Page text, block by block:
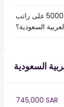
كم ستكسب أكثر من ذلك بمكافأة ر.س.5000 على راتب
السعودية
745,000 SAR